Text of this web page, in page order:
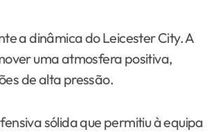
a dinâmica do Leicester City. A
uma atmosfera positiva,
de alta pressão.
sólida que permitiu à equipa